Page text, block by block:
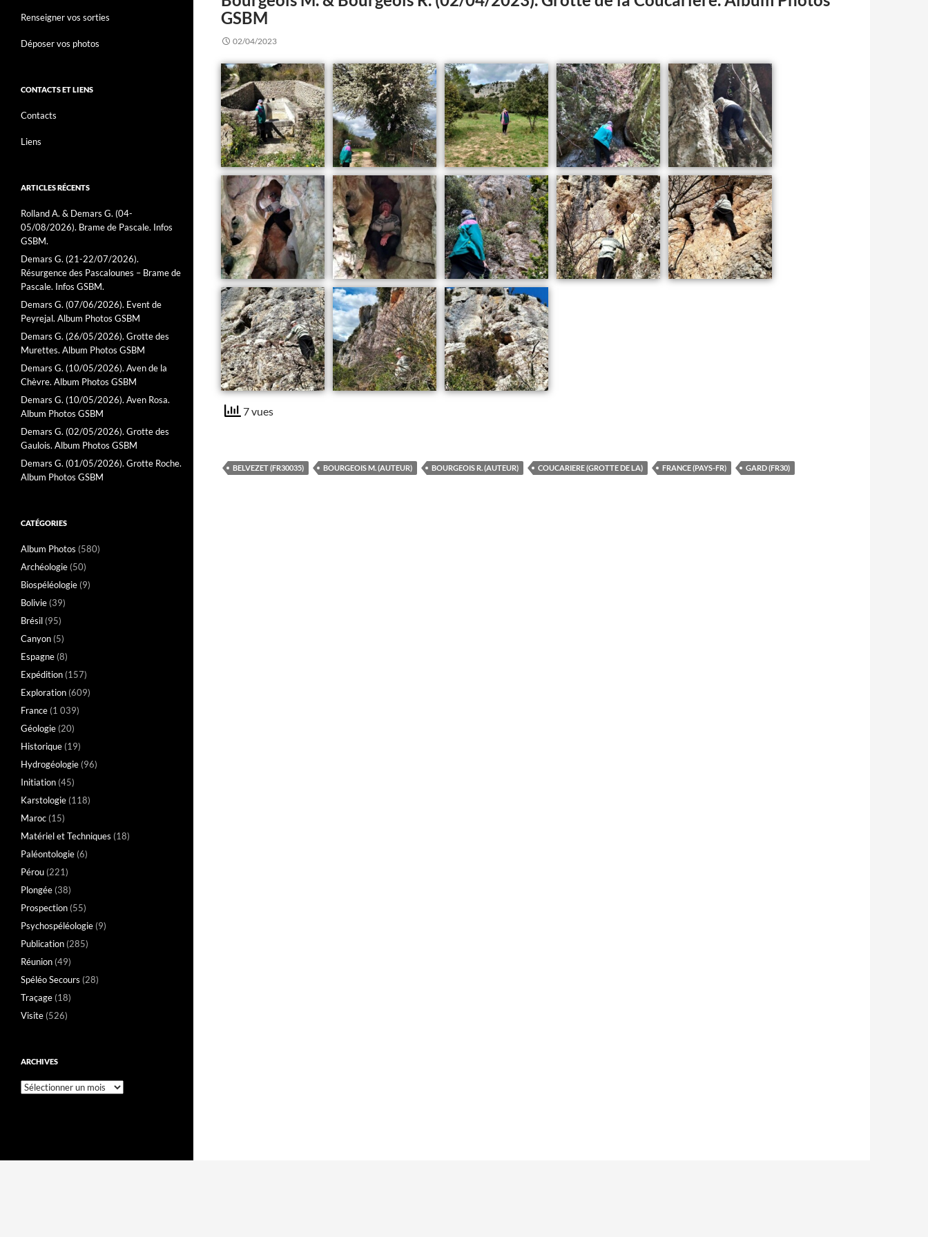
GSBM
02/04/2023
7 vues
BELVEZET (FR30035) BOURGEOIS M. (AUTEUR) BOURGEOIS R. (AUTEUR) COUCARIERE (GROTTE DE LA) FRANCE (PAYS-FR) GARD (FR30)
Renseigner vos sorties
Déposer vos photos
CONTACTS ET LIENS
Contacts
Liens
ARTICLES RÉCENTS
Rolland A. & Demars G. (04-
05/08/2026). Brame de Pascale. Infos
GSBM.
Demars G. (21-22/07/2026).
Résurgence des Pascalounes – Brame de
Pascale. Infos GSBM.
Demars G. (07/06/2026). Event de
Peyrejal. Album Photos GSBM
Demars G. (26/05/2026). Grotte des
Murettes. Album Photos GSBM
Demars G. (10/05/2026). Aven de la
Chèvre. Album Photos GSBM
Demars G. (10/05/2026). Aven Rosa.
Album Photos GSBM
Demars G. (02/05/2026). Grotte des
Gaulois. Album Photos GSBM
Demars G. (01/05/2026). Grotte Roche.
Album Photos GSBM
CATÉGORIES
Album Photos (580)
Archéologie (50)
Biospéléologie (9)
Bolivie (39)
Brésil (95)
Canyon (5)
Espagne (8)
Expédition (157)
Exploration (609)
France (1 039)
Géologie (20)
Historique (19)
Hydrogéologie (96)
Initiation (45)
Karstologie (118)
Maroc (15)
Matériel et Techniques (18)
Paléontologie (6)
Pérou (221)
Plongée (38)
Prospection (55)
Psychospéléologie (9)
Publication (285)
Réunion (49)
Spéléo Secours (28)
Traçage (18)
Visite (526)
ARCHIVES
Archives